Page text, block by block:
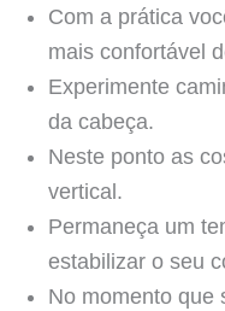
Com a prática
mais confortável
Experimente
da cabeça.
Neste ponto as
vertical.
Permaneça um
estabilizar o seu
No momento que